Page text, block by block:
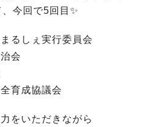
今回で5回目✨
るしぇ実行委員会
会
育成協議会
をいただきながら